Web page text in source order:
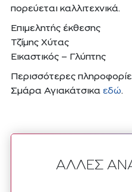
πορεύεται καλλιτεχνικά.
Επιμελητής έκθεσης
Τζίμης Χύτας
Εικαστικός – Γλύπτης
Περισσότερες
Σμάρα Αγιακάτσικα εδώ.
ΑΛΛΕΣ